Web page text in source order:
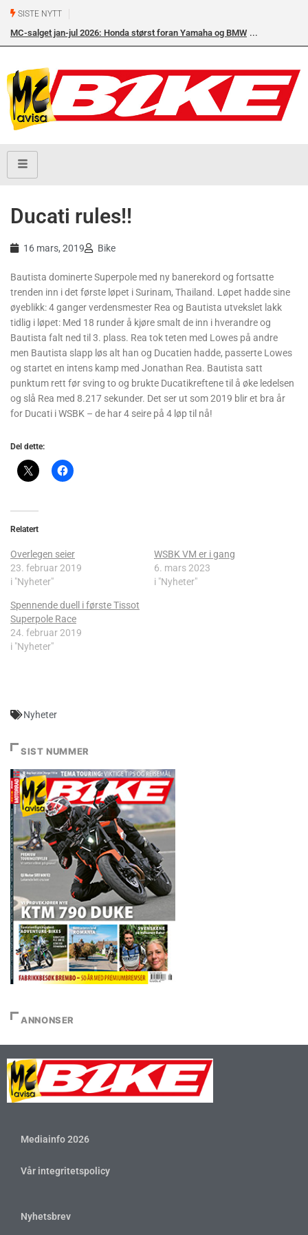
SISTE NYTT
MC-salget jan-jul 2026: Honda størst foran Yamaha og BMW
Ducati rules!!
16 mars, 2019 Bike
Bautista dominerte Superpole med ny banerekord og fortsatte
trenden inn i det første løpet i Surinam, Thailand. Løpet hadde sine
øyeblikk: 4 ganger verdensmester Rea og Bautista utvekslet lakk
tidlig i løpet: Med 18 runder å kjøre smalt de inn i hverandre og
Bautista falt ned til 3. plass. Rea tok teten med Lowes på andre
men Bautista slapp løs alt han og Ducatien hadde, passerte Lowes
og startet en intens kamp med Jonathan Rea. Bautista satt
punktum rett før sving to og brukte Ducatikreftene til å øke ledelsen
og slå Rea med 8.217 sekunder. Det ser ut som 2019 blir et bra år
for Ducati i WSBK – de har 4 seire på 4 løp til nå!
Del dette:
Relatert
Overlegen seier
23. februar 2019
i "Nyheter"
WSBK VM er i gang
6. mars 2023
i "Nyheter"
Spennende duell i første Tissot
Superpole Race
24. februar 2019
i "Nyheter"
Nyheter
SIST NUMMER
ANNONSER
Mediainfo 2026
Vår integritetspolicy
Nyhetsbrev